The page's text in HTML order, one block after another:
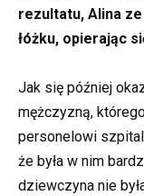
rezultatu, Alina ze
łóżku, opierając
Jak się później
mężczyzną,
personelowi
że była w nim
dziewczyna nie